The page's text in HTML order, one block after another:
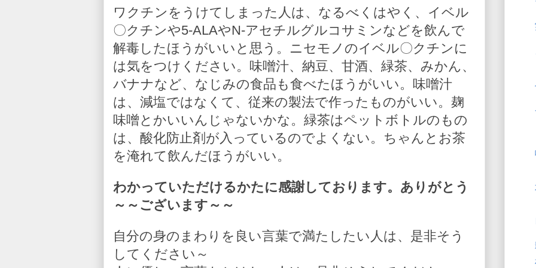
ワクチンをうけてしまった人は、なるべくはやく、イベル
〇クチンや5-ALAやN-アセチルグルコサミンなどを飲んで
解毒したほうがいいと思う。ニセモノのイベル〇クチンに
は気をつけください。味噌汁、納豆、甘酒、緑茶、みかん、
バナナなど、なじみの食品も食べたほうがいい。味噌汁
は、減塩ではなくて、従来の製法で作ったものがいい。麹
味噌とかいいんじゃないかな。緑茶はペットボトルのもの
は、酸化防止剤が入っているのでよくない。ちゃんとお茶
を淹れて飲んだほうがいい。
わかっていただけるかたに感謝しております。ありがとう
～～ございます～～
自分の身のまわりを良い言葉で満たしたい人は、是非そう
してください～